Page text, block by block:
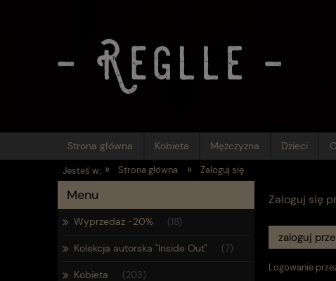
Strona główna Kobieta Mężczyzna Dzieci
Jesteś w: » Strona główna » Zaloguj się
Menu
Wyprzedaż -20% (18)
Kolekcja autorska "Inside Out" (7)
Kobieta (203)
Zaloguj się
zaloguj
Logowanie